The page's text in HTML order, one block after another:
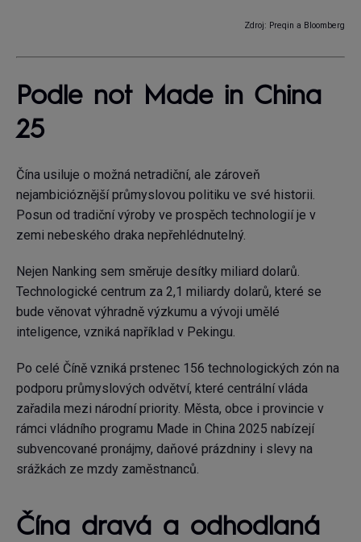
Zdroj: Preqin a Bloomberg
Podle not Made in China
25
Čína usiluje o možná netradiční, ale zároveň
nejambicióznější průmyslovou politiku ve své historii.
Posun od tradiční výroby ve prospěch technologií je v
zemi nebeského draka nepřehlédnutelný.
Nejen Nanking sem směruje desítky miliard dolarů.
Technologické centrum za 2,1 miliardy dolarů, které se
bude věnovat výhradně výzkumu a vývoji umělé
inteligence, vzniká například v Pekingu.
Po celé Číně vzniká prstenec 156 technologických zón na
podporu průmyslových odvětví, které centrální vláda
zařadila mezi národní priority. Města, obce i provincie v
rámci vládního programu Made in China 2025 nabízejí
subvencované pronájmy, daňové prázdniny i slevy na
srážkách ze mzdy zaměstnanců.
Čína dravá a odhodlaná